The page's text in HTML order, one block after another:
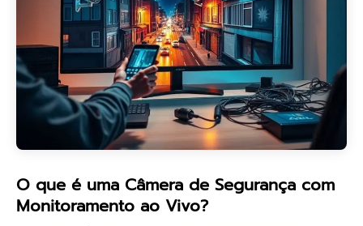
O que é uma Câmera de Segurança com
Monitoramento ao Vivo?